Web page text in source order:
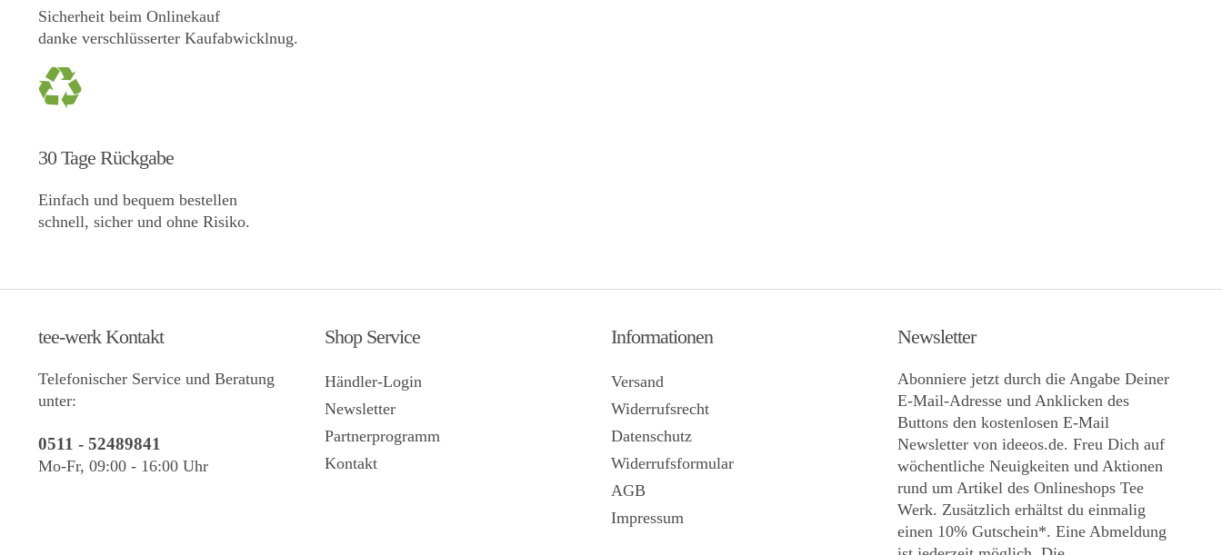
Sicherheit beim Onlinekauf
danke verschlüsserter Kaufabwicklnug.
30 Tage Rückgabe
Einfach und bequem bestellen
schnell, sicher und ohne Risiko.
tee-werk Kontakt
Telefonischer Service und Beratung
unter:
0511 - 52489841
Mo-Fr, 09:00 - 16:00 Uhr
Shop Service
Händler-Login
Newsletter
Partnerprogramm
Kontakt
Informationen
Versand
Widerrufsrecht
Datenschutz
Widerrufsformular
AGB
Impressum
Newsletter
Abonniere jetzt durch die Angabe Deiner
E-Mail-Adresse und Anklicken des
Buttons den kostenlosen E-Mail
Newsletter von ideeos.de. Freu Dich auf
wöchentliche Neuigkeiten und Aktionen
rund um Artikel des Onlineshops Tee
Werk. Zusätzlich erhältst du einmalig
einen 10% Gutschein*. Eine Abmeldung